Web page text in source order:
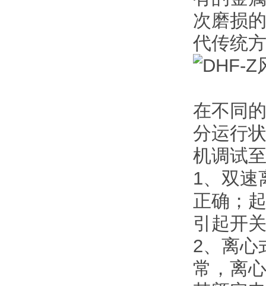
次磨损
代传统
在不同
分运行
机调试
1、双速
正确；
引起开
2、离心
常，离